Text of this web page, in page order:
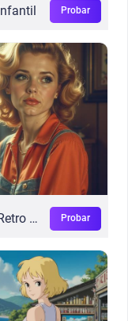
Probar
Tono Retro Cálido Probar